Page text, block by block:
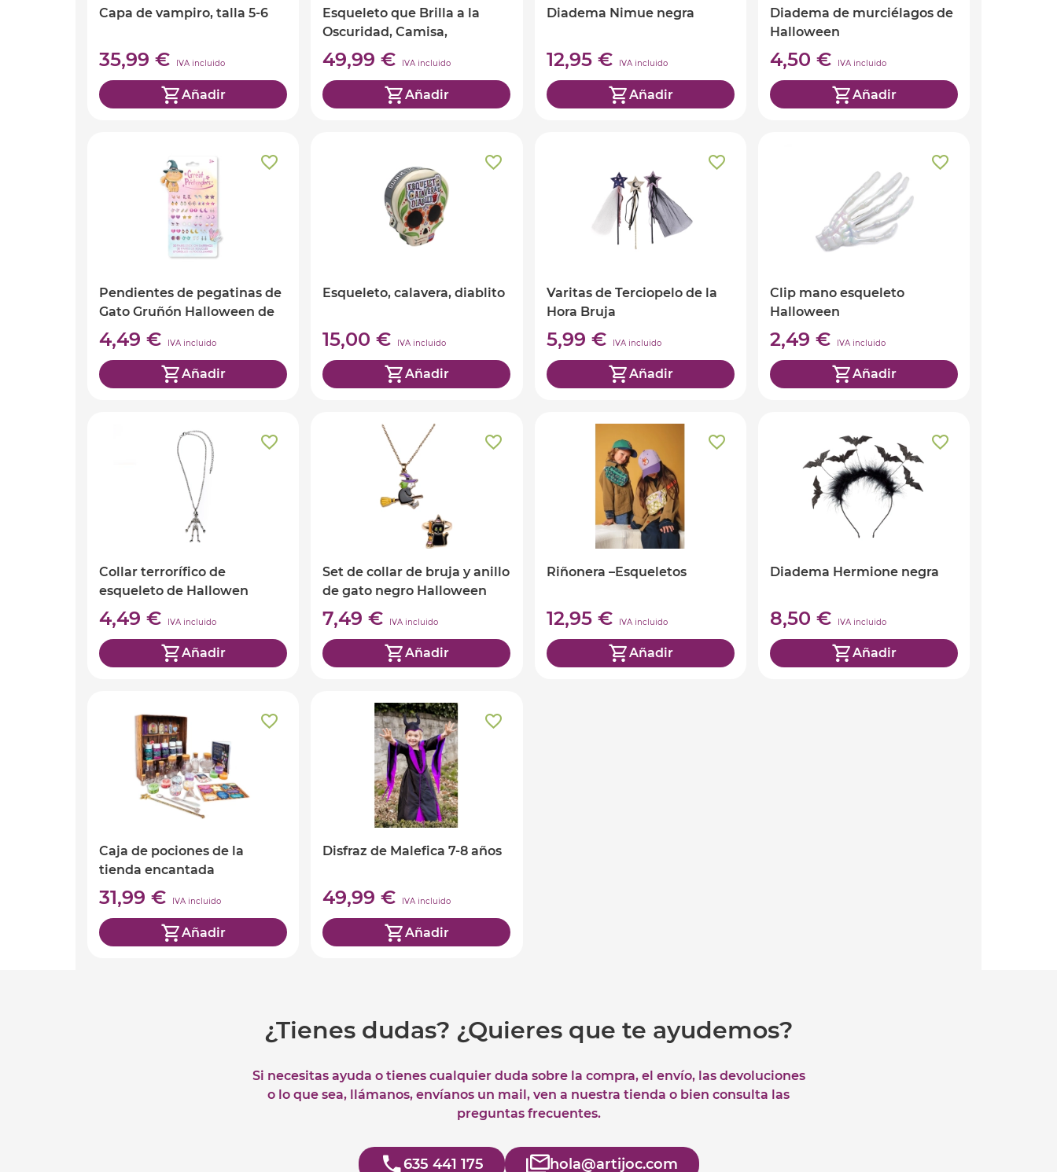
Capa de vampiro, talla 5-6
35,99 € IVA incluido
Añadir
Esqueleto que Brilla a la
Oscuridad, Camisa,
Pantalones y Máscara, 5-6
años
49,99 € IVA incluido
Añadir
Diadema Nimue negra
12,95 € IVA incluido
Añadir
Diadema de murciélagos de
Halloween
4,50 € IVA incluido
Añadir
Pendientes de pegatinas de
Gato Gruñón Halloween de
Great Pretenders
4,49 € IVA incluido
Añadir
Esqueleto, calavera, diablito
15,00 € IVA incluido
Añadir
Varitas de Terciopelo de la
Hora Bruja
5,99 € IVA incluido
Añadir
Clip mano esqueleto
Halloween
2,49 € IVA incluido
Añadir
Collar terrorífico de
esqueleto de Hallowen
4,49 € IVA incluido
Añadir
Set de collar de bruja y anillo
de gato negro Halloween
7,49 € IVA incluido
Añadir
Riñonera –Esqueletos
12,95 € IVA incluido
Añadir
Diadema Hermione negra
8,50 € IVA incluido
Añadir
Caja de pociones de la
tienda encantada
31,99 € IVA incluido
Añadir
Disfraz de Malefica 7-8 años
49,99 € IVA incluido
Añadir
¿Tienes dudas? ¿Quieres que te ayudemos?
Si necesitas ayuda o tienes cualquier duda sobre la compra, el envío, las devoluciones
o lo que sea, llámanos, envíanos un mail, ven a nuestra tienda o bien consulta las
preguntas frecuentes.
635 441 175 hola@artijoc.com